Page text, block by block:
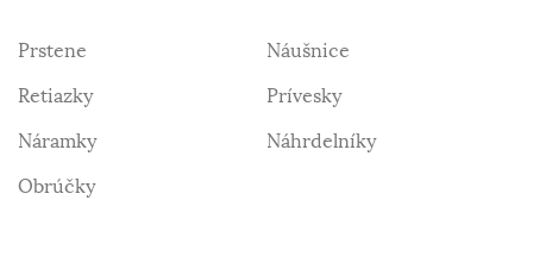
Prstene
Náušnice
Retiazky
Prívesky
Náramky
Náhrdelníky
Obrúčky